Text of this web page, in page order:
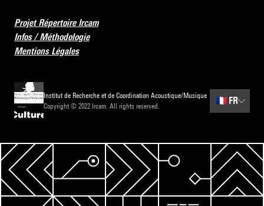
Projet Répertoire Ircam
Infos / Méthodologie
Mentions Légales
Institut de Recherche et de Coordination Acoustique/Musique
Copyright © 2022 Ircam. All rights reserved.
🇫🇷 FR